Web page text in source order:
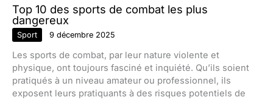
Top 10 des sports de combat les plus
dangereux
Sport 9 décembre 2025
Les sports de combat, par leur nature violente et
physique, ont toujours fasciné et inquiété. Qu’ils soient
pratiqués à un niveau amateur ou professionnel, ils
exposent leurs pratiquants à des risques potentiels de